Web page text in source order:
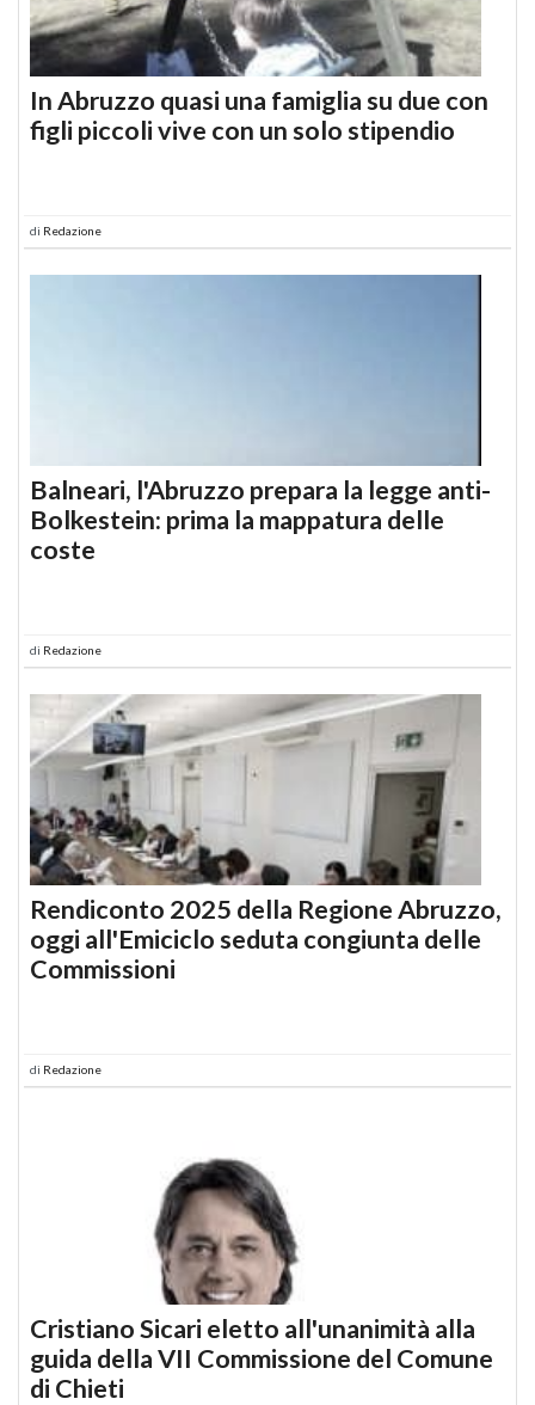
In Abruzzo quasi una famiglia su due con
figli piccoli vive con un solo stipendio
di Redazione
Balneari, l'Abruzzo prepara la legge anti-
Bolkestein: prima la mappatura delle
coste
di Redazione
Rendiconto 2025 della Regione Abruzzo,
oggi all'Emiciclo seduta congiunta delle
Commissioni
di Redazione
Cristiano Sicari eletto all'unanimità alla
guida della VII Commissione del Comune
di Chieti